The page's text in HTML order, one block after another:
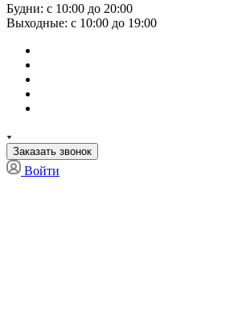
Будни: с 10:00 до 20:00
Выходные: с 10:00 до 19:00
Заказать звонок
Войти